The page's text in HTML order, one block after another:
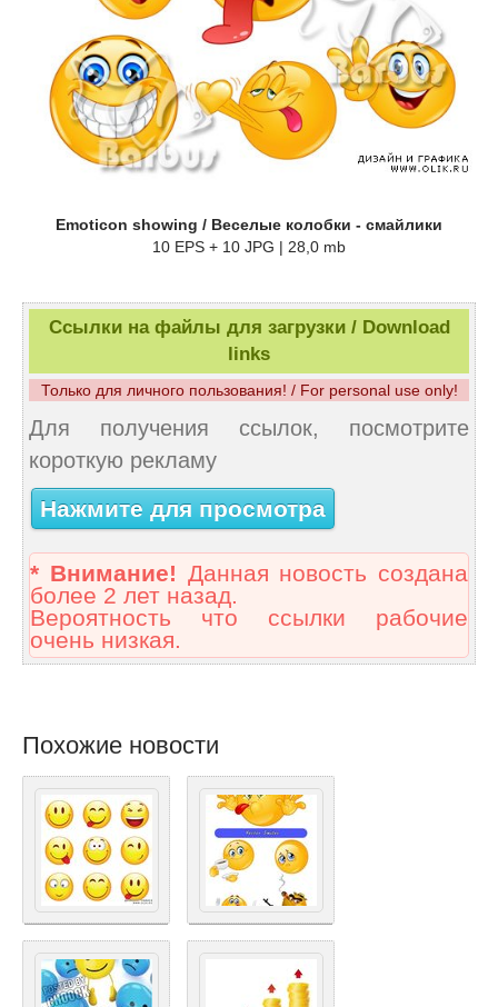
Emoticon showing / Веселые колобки - смайлики
10 EPS + 10 JPG | 28,0 mb
Ссылки на файлы для загрузки / Download
links
Только для личного пользования! / For personal use only!
Для получения ссылок, посмотрите
короткую рекламу
Нажмите для просмотра
* Внимание! Данная новость создана
более 2 лет назад.
Вероятность что ссылки рабочие
очень низкая.
Похожие новости